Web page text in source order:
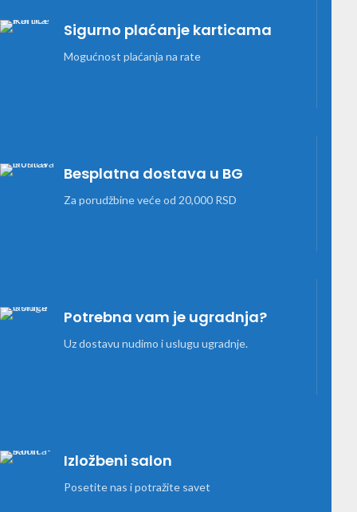
Sigurno plaćanje karticama
Mogućnost plaćanja na rate
Besplatna dostava u BG
Za porudžbine veće od 20,000 RSD
Potrebna vam je ugradnja?
Uz dostavu nudimo i uslugu ugradnje.
Izložbeni salon
Posetite nas i potražite savet